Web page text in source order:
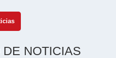
DE NOTICIAS